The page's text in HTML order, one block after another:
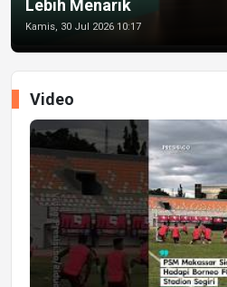
Lebih Menarik
Kamis, 30 Jul 2026 10:17
Video